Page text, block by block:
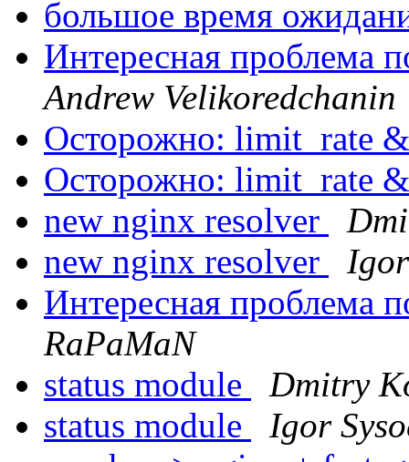
большое время
Интересная проблема
Andrew Velikoredchanin
Осторожно: limit_rate
Осторожно: limit_rate
new nginx resolver
new nginx resolver
Интересная проблема
RaPaMaN
status module
Dmitry
status module
Igor